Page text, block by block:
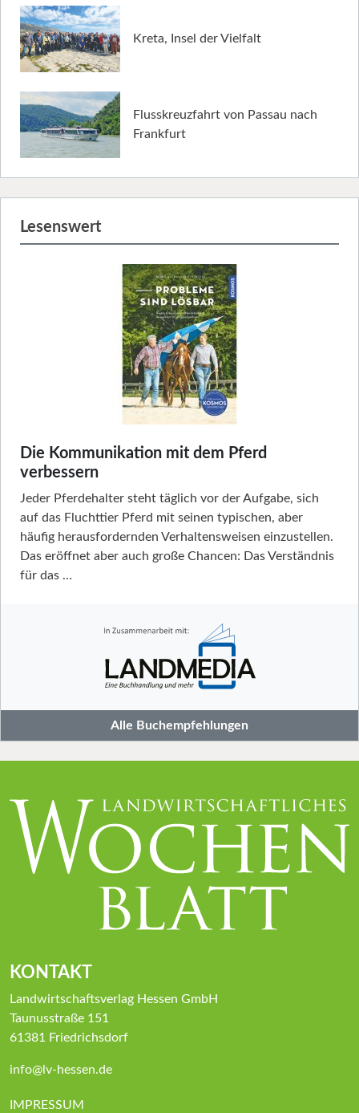
Kreta, Insel der Vielfalt
Flusskreuzfahrt von Passau nach
Frankfurt
Lesenswert
Die Kommunikation mit dem Pferd
verbessern
Jeder Pferdehalter steht täglich vor der Aufgabe, sich
auf das Fluchttier Pferd mit seinen typischen, aber
häufig herausfordernden Verhaltensweisen einzustellen.
Das eröffnet aber auch große Chancen: Das Verständnis
für das …
Alle Buchempfehlungen
KONTAKT
Landwirtschaftsverlag Hessen GmbH
Taunusstraße 151
61381 Friedrichsdorf
info@lv-hessen.de
IMPRESSUM